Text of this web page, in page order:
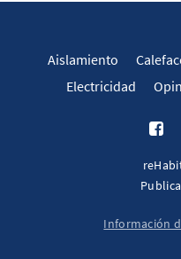
Aislamiento
Electricidad
Información